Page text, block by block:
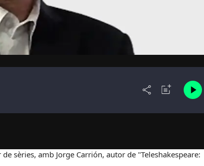
sèries, amb Jorge Carrión, autor de "Teleshakespeare: